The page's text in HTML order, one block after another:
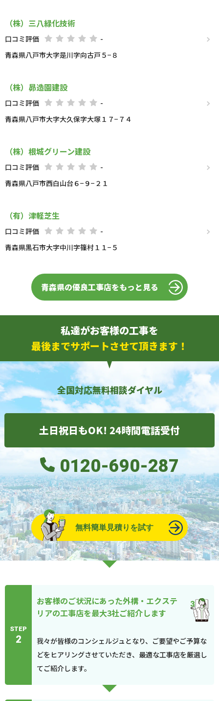
（株）三八緑化技術
口コミ評価
-
青森県八戸市大字是川字向古戸５−８
（株）昴造園建設
口コミ評価
-
青森県八戸市大字大久保字大塚１７−７４
（株）根城グリーン建設
口コミ評価
-
青森県八戸市西白山台６−９−２１
（有）津軽芝生
口コミ評価
-
青森県黒石市大字中川字篠村１１−５
青森県の優良工事店をもっと見る
私達がお客様の工事を
最後までサポートさせて頂きます！
全国対応無料相談ダイヤル
土日祝日もOK! 24時間電話受付
0120-690-287
無料簡単見積りを試す
STEP
2
お客様のご状況にあった外構・エクステ
リアの工事店を最大3社ご紹介します
我々が皆様のコンシェルジュとなり、ご要望やご予算な
どをヒアリングさせていただき、最適な工事店を厳選し
てご紹介します。